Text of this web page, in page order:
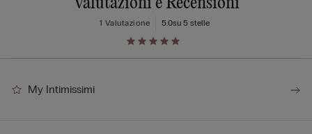
5.0su 5 stelle
1 Valutazione
My Intimissimi